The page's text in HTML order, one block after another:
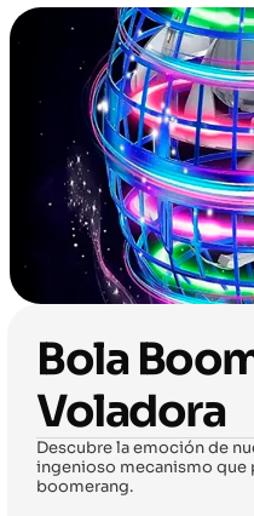
Bola
Voladora
Descubre la emoción de
ingenioso mecanismo que
boomerang.